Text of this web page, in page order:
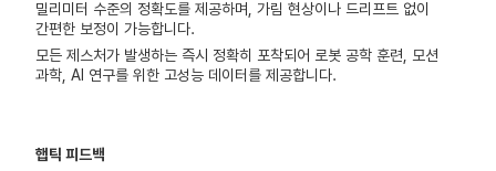
밀리미터 수준의 정확도를 제공하며, 가림 현상이나 드리프트 없이
간편한 보정이 가능합니다.
모든 제스처가 발생하는 즉시 정확히 포착되어 로봇 공학 훈련, 모션
과학, AI 연구를 위한 고성능 데이터를 제공합니다.
햅틱 피드백